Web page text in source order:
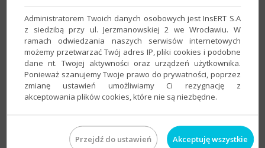
Administratorem Twoich danych osobowych jest InsERT S.A
z siedzibą przy ul. Jerzmanowskiej 2 we Wrocławiu. W
ramach odwiedzania naszych serwisów internetowych
możemy przetwarzać Twój adres IP, pliki cookies i podobne
dane nt. Twojej aktywności oraz urządzeń użytkownika.
Ponieważ szanujemy Twoje prawo do prywatności, poprzez
zmianę ustawień umożliwiamy Ci rezygnację z
akceptowania plików cookies, które nie są niezbędne.
Przejdź do ustawień Akceptuję wszystkie